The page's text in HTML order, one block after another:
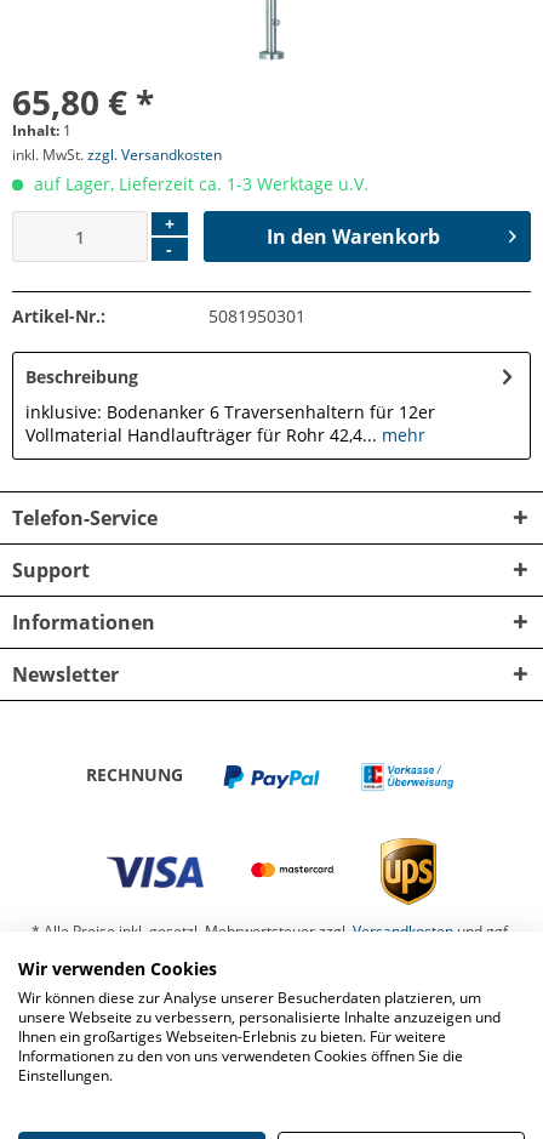
65,80 € *
Inhalt: 1
inkl. MwSt.zzgl. Versandkosten
auf Lager, Lieferzeit ca. 1-3 Werktage u.V.
+
-
In den Warenkorb
Artikel-Nr.: 5081950301
Beschreibung
inklusive: Bodenanker 6 Traversenhaltern für 12er
Vollmaterial Handlaufträger für Rohr 42,4... mehr
Telefon-Service
Support
Informationen
Newsletter
RECHNUNG
* Alle Preise inkl. gesetzl. Mehrwertsteuer zzgl. Versandkosten und ggf.
Nachnahmegebühren, wenn nicht anders beschrieben
Barrierefreiheit Kontaktformular
Datenschutz
Impressum
Widerrufsbelehrung
AGB Zickwolff-Shop I www.zickwolff.de
Widerruf erklären
Wir verwenden Cookies
Wir können diese zur Analyse unserer Besucherdaten platzieren, um
unsere Webseite zu verbessern, personalisierte Inhalte anzuzeigen und
Ihnen ein großartiges Webseiten-Erlebnis zu bieten. Für weitere
Informationen zu den von uns verwendeten Cookies öffnen Sie die
Einstellungen.